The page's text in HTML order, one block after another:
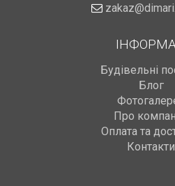
Будівельні
Блог
Про
Оплата та
Контакти